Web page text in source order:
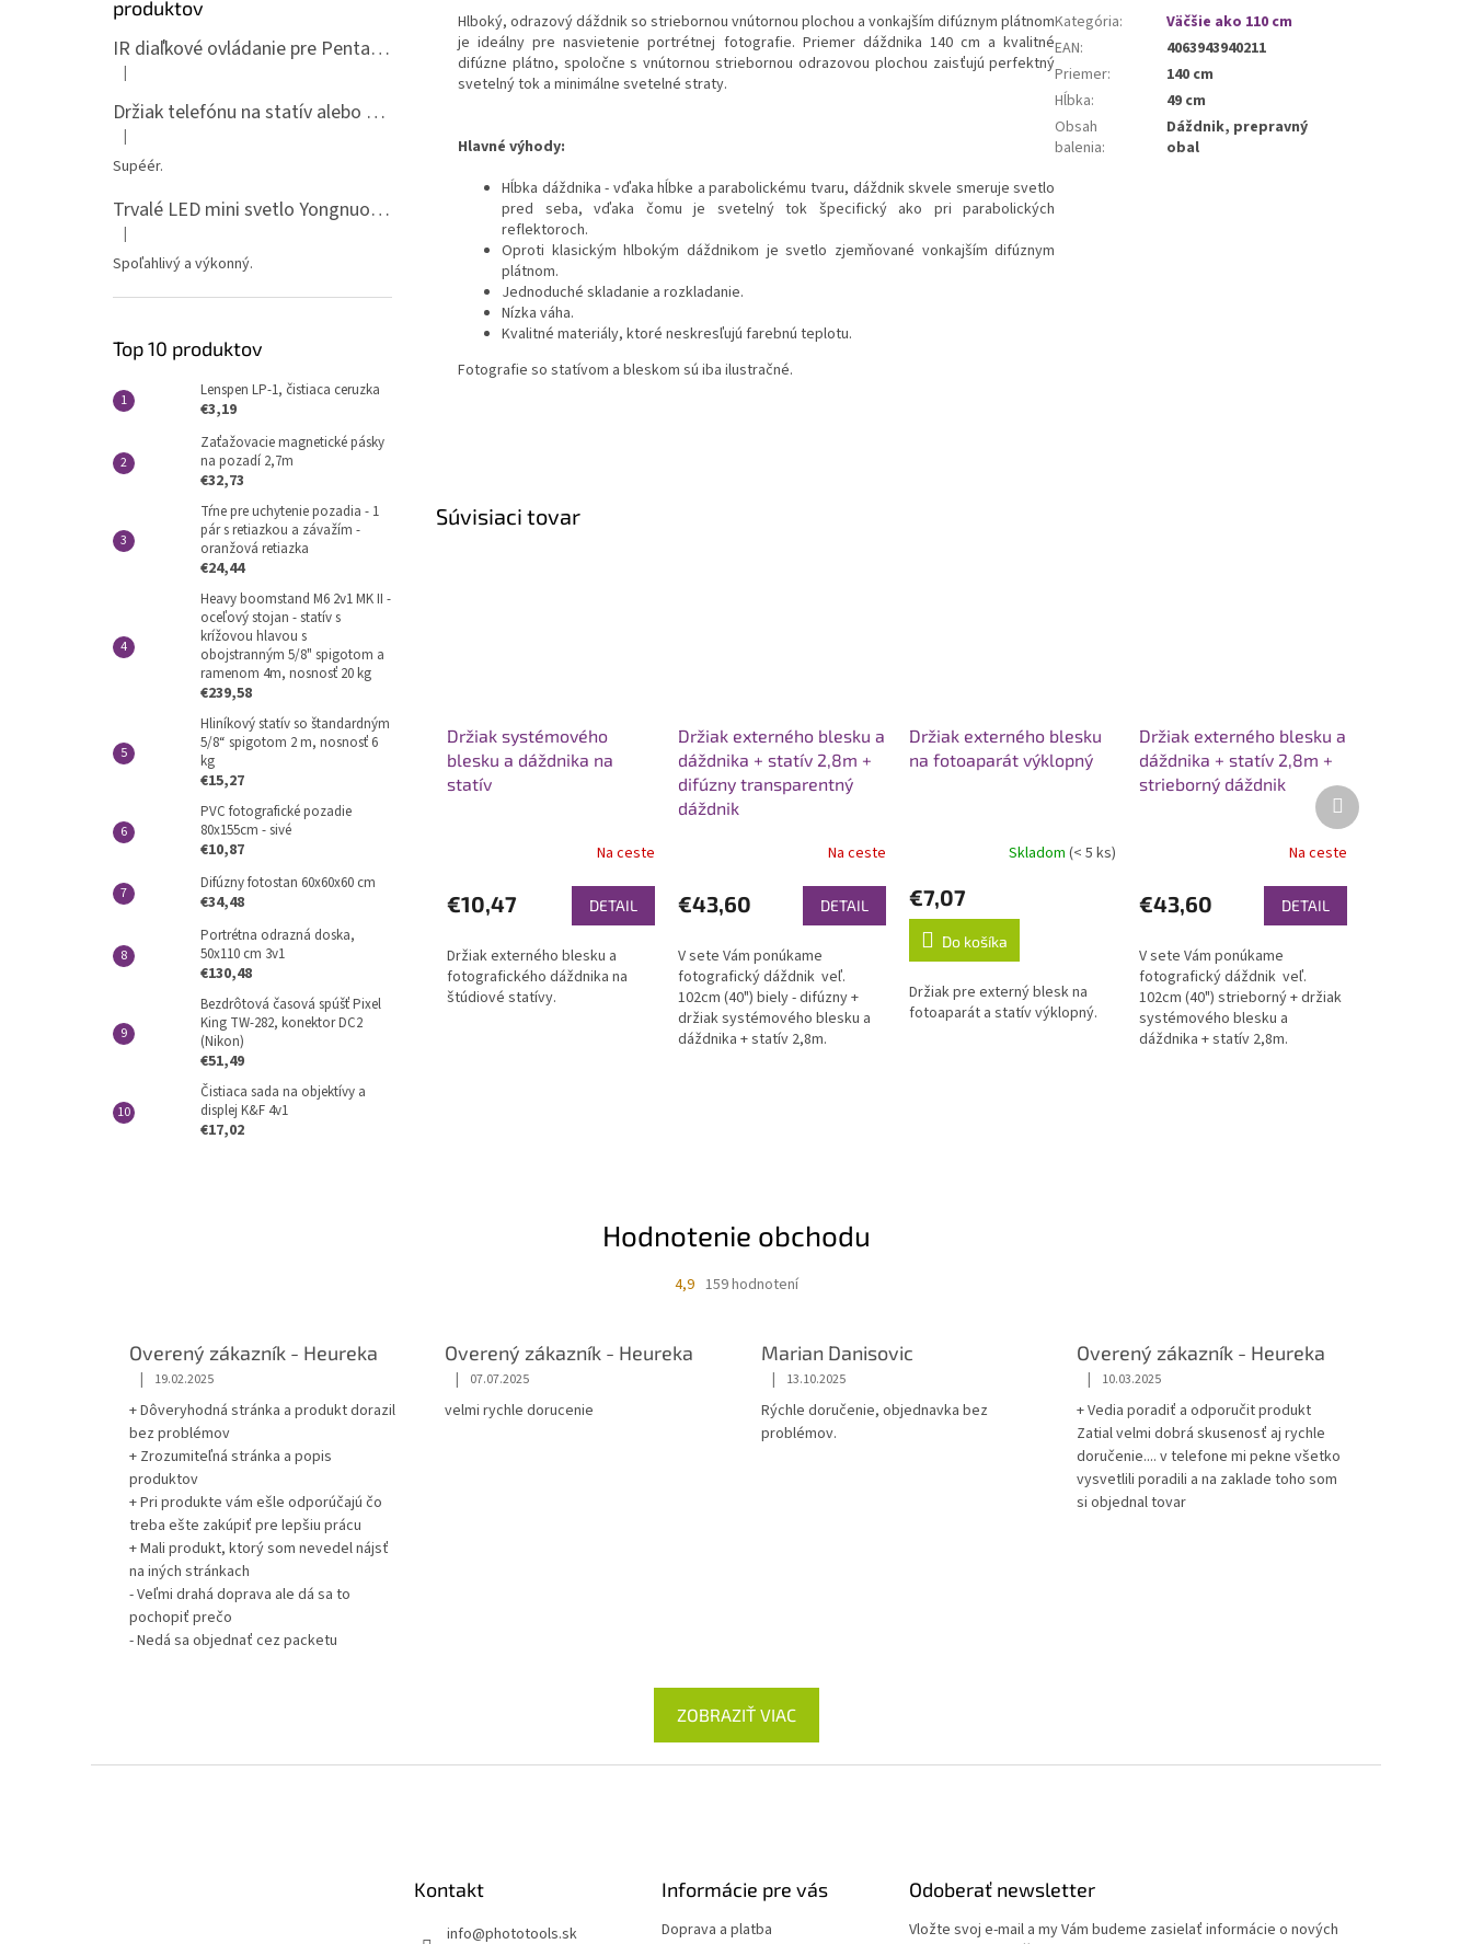
produktov
IR diaľkové ovládanie pre Pentax ML-P
Hodnotenie produktu je 5 z 5 hviezdičiek.
|
Držiak telefónu na statív alebo spigot s 1/4" závitom
Hodnotenie produktu je 5 z 5 hviezdičiek.
|
Supéér.
Trvalé LED mini svetlo Yongnuo YN135, 3200-5600K, RGB
Hodnotenie produktu je 5 z 5 hviezdičiek.
|
Spoľahlivý a výkonný.
Top 10 produktov
Lenspen LP-1, čistiaca ceruzka
€3,19
Zaťažovacie magnetické pásky
na pozadí 2,7m
€32,73
Tŕne pre uchytenie pozadia - 1
pár s retiazkou a závažím -
oranžová retiazka
€24,44
Heavy boomstand M6 2v1 MK II -
oceľový stojan - statív s
krížovou hlavou s
obojstranným 5/8" spigotom a
ramenom 4m, nosnosť 20 kg
€239,58
Hliníkový statív so štandardným
5/8“ spigotom 2 m, nosnosť 6
kg
€15,27
PVC fotografické pozadie
80x155cm - sivé
€10,87
Difúzny fotostan 60x60x60 cm
€34,48
Portrétna odrazná doska,
50x110 cm 3v1
€130,48
Bezdrôtová časová spúšť Pixel
King TW-282, konektor DC2
(Nikon)
€51,49
Čistiaca sada na objektívy a
displej K&F 4v1
€17,02
Súvisiaci tovar
Držiak systémového
blesku a dáždnika na
statív
produktu
je
z
5
hviezdičiek.
Na ceste
€10,47 DETAIL
Držiak externého blesku a
fotografického dáždnika na
štúdiové statívy.
Držiak externého blesku a
dáždnika + statív 2,8m +
difúzny transparentný
dáždnik
Na ceste
€43,60 DETAIL
V sete Vám ponúkame
fotografický dáždnik veľ.
102cm (40") biely - difúzny +
držiak systémového blesku a
dáždnika + statív 2,8m.
Držiak externého blesku
na fotoaparát výklopný
Skladom(< 5 ks)
€7,07
Do košíka
Držiak pre externý blesk na
fotoaparát a statív výklopný.
Držiak externého blesku a
dáždnika + statív 2,8m +
strieborný dáždnik
Na ceste
€43,60 DETAIL
V sete Vám ponúkame
fotografický dáždnik veľ.
102cm (40") strieborný + držiak
systémového blesku a
dáždnika + statív 2,8m.
Ďalší
produkt
Hlboký, odrazový dáždnik so striebornou vnútornou plochou a vonkajším difúznym plátnom
je ideálny pre nasvietenie portrétnej fotografie. Priemer dáždnika 140 cm a kvalitné
difúzne plátno, spoločne s vnútornou striebornou odrazovou plochou zaisťujú perfektný
svetelný tok a minimálne svetelné straty.
Hlavné výhody:
Hĺbka dáždnika - vďaka hĺbke a parabolickému tvaru, dáždnik skvele smeruje svetlo
pred seba, vďaka čomu je svetelný tok špecifický ako pri parabolických
reflektoroch.
Oproti klasickým hlbokým dáždnikom je svetlo zjemňované vonkajším difúznym
plátnom.
Jednoduché skladanie a rozkladanie.
Nízka váha.
Kvalitné materiály, ktoré neskresľujú farebnú teplotu.
Fotografie so statívom a bleskom sú iba ilustračné.
Kategória:
Väčšie ako 110 cm
EAN:
4063943940211
Priemer:
140 cm
Hĺbka:
49 cm
Obsah
balenia:
Dáždnik, prepravný
obal
Hodnotenie obchodu
4,9 159 hodnotení
Overený zákazník - Heureka
| 19.02.2025
+ Dôveryhodná stránka a produkt dorazil
bez problémov
+ Zrozumiteľná stránka a popis
produktov
+ Pri produkte vám ešle odporúčajú čo
treba ešte zakúpiť pre lepšiu prácu
+ Mali produkt, ktorý som nevedel nájsť
na iných stránkach
- Veľmi drahá doprava ale dá sa to
pochopiť prečo
- Nedá sa objednať cez packetu
Overený zákazník - Heureka
| 07.07.2025
velmi rychle dorucenie
Marian Danisovic
| 13.10.2025
Rýchle doručenie, objednavka bez
problémov.
Overený zákazník - Heureka
| 10.03.2025
+ Vedia poradiť a odporučit produkt
Zatial velmi dobrá skusenosť aj rychle
doručenie.... v telefone mi pekne všetko
vysvetlili poradili a na zaklade toho som
si objednal tovar
ZOBRAZIŤ VIAC
Kontakt
info@phototools.sk
Informácie pre vás
Doprava a platba
Odoberať newsletter
Vložte svoj e-mail a my Vám budeme zasielať informácie o nových